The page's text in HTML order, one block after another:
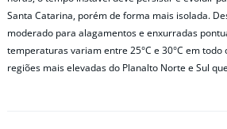
Santa Catarina, porém de forma mais isolada.
moderado para alagamentos e enxurradas
temperaturas variam entre 25°C e 30°C em todo
regiões mais elevadas do Planalto Norte e Sul